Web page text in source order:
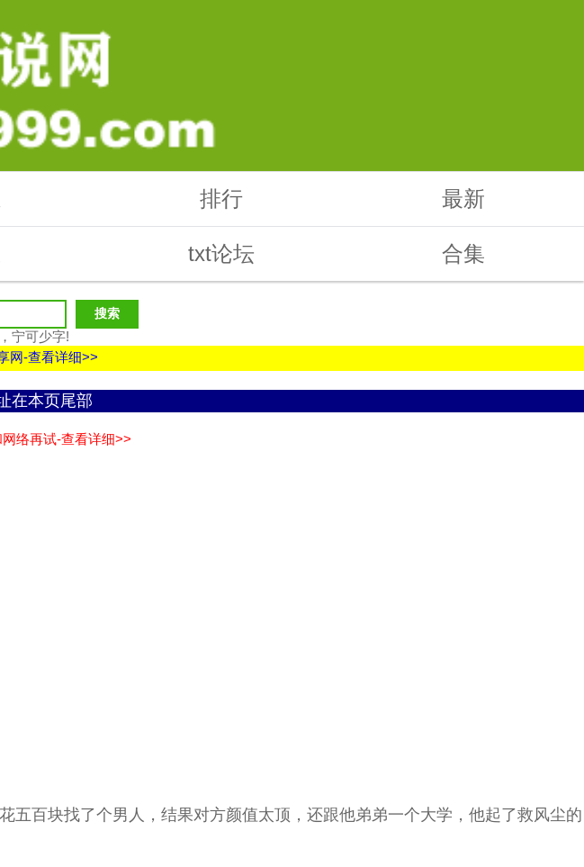
排行 最新
txt论坛 合集
宁可少字!
网-查看详细>>
在本页尾部
络再试-查看详细>>
百块找了个男人，结果对方颜值太顶，还跟他弟弟一个大学，他起了救风尘的